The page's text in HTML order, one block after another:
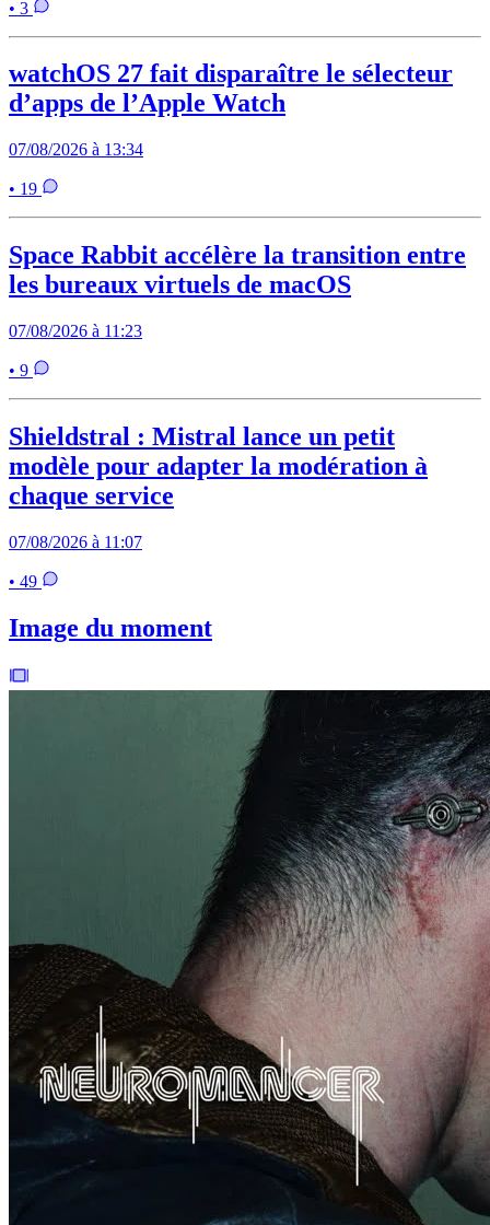
• 3
watchOS 27 fait disparaître le sélecteur
d’apps de l’Apple Watch
07/08/2026 à 13:34
• 19
Space Rabbit accélère la transition entre
les bureaux virtuels de macOS
07/08/2026 à 11:23
• 9
Shieldstral : Mistral lance un petit
modèle pour adapter la modération à
chaque service
07/08/2026 à 11:07
• 49
Image du moment